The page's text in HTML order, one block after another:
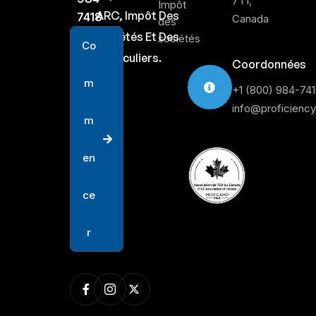
ARC, Impôt Des
Sociétés Et Des
Particuliers.
7418
Co
m
m
en
ce
r
Impôt
des
sociétés
Canada
Coordonnées
+1 (800) 984-